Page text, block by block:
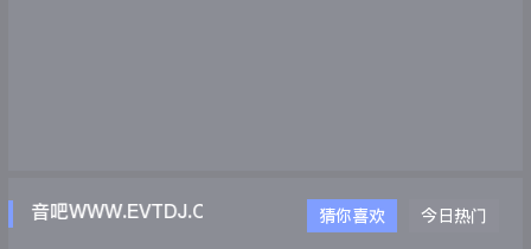
音吧WWW.EVTDJ.COM 猜你喜欢 今日热门